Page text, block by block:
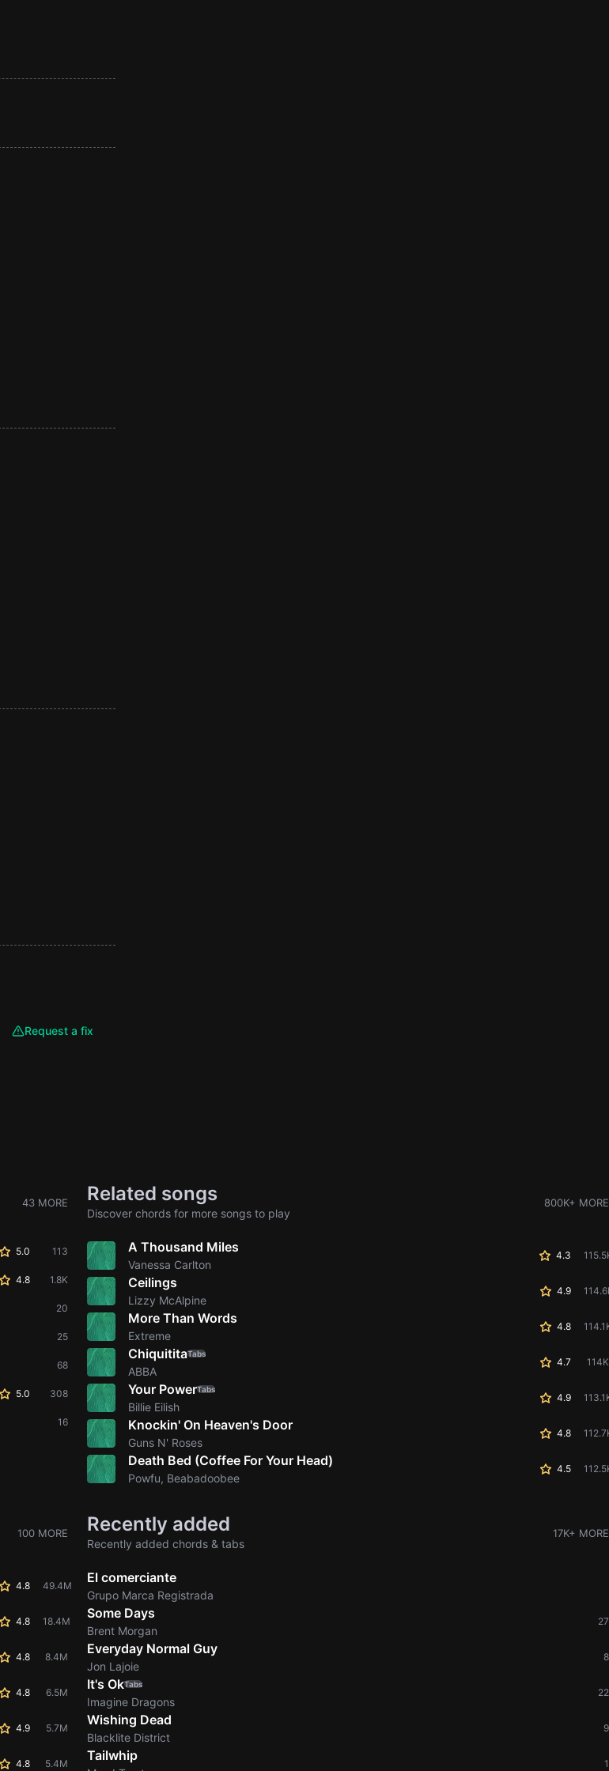
Request a fix
43 MORE
5.0 113
4.8 1.8K
20
25
68
5.0 308
16
Related songs
Discover chords for more songs to play
800K+ MORE
A Thousand Miles
Vanessa Carlton
4.3
Ceilings
Lizzy McAlpine
4.9
More Than Words
Extreme
4.8
ChiquititaTabs
ABBA
4.7 114K
Your PowerTabs
Billie Eilish
4.9
Knockin' On Heaven's Door
Guns N' Roses
4.8
Death Bed (Coffee For Your Head)
Powfu, Beabadoobee
4.5
100 MORE
4.8 49.4M
4.8 18.4M
4.8 8.4M
4.8 6.5M
4.9 5.7M
4.8 5.4M
Recently added
Recently added chords & tabs
17K+ MORE
El comerciante
Grupo Marca Registrada
Some Days
Brent Morgan
27
Everyday Normal Guy
Jon Lajoie
8
It's OkTabs
Imagine Dragons
22
Wishing Dead
Blacklite District
9
Tailwhip 1